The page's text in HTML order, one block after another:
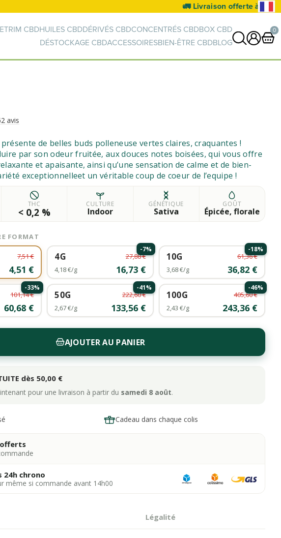
TRIM CBDHUILES CBDDÉRIVÉS CBDCONCENTRÉS CBDBOX CBD
DÉSTOCKAGE CBDACCESSOIRESBIEN-ÊTRE CBDBLOG
0
avis
présente de belles buds polleneuse vertes claires, craquantes !
par son odeur fruitée, aux douces notes boisées, qui vous offre
et apaisante, ainsi qu’une sensation de calme et de bien-
exceptionnelleet un véritable coup de coeur de l’equipe !
THC
< 0,2 %
CULTURE
Indoor
GÉNÉTIQUE
Sativa
GOÛT
Épicée, florale
FORMAT
7,51 €
4,51 €
-7%
4G
4,18 €/g
27,88 €
16,73 €
-18%
10G
3,68 €/g
61,36 €
36,82 €
-33%
101,14 €
60,68 €
-41%
50G
2,67 €/g
222,60 €
133,56 €
-46%
100G
2,43 €/g
405,60 €
243,36 €
AJOUTER AU PANIER
dès 50,00 €
pour une livraison à partir du samedi 8 août.
Cadeau dans chaque colis
24h chrono
même si commande avant 14h00
Légalité